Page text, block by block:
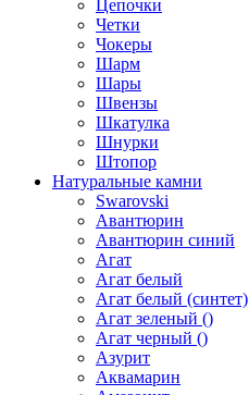
Цепочки
Четки
Чокеры
Шарм
Шары
Швензы
Шкатулка
Шнурки
Штопор
Натуральные камни
Swarovski
Авантюрин
Авантюрин синий
Агат
Агат белый
Агат белый (синтет)
Агат зеленый ()
Агат черный ()
Азурит
Аквамарин